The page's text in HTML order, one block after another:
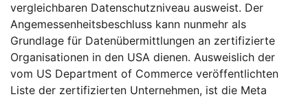
vergleichbaren Datenschutzniveau ausweist. Der
Angemessenheitsbeschluss kann nunmehr als
Grundlage für Datenübermittlungen an zertifizierte
Organisationen in den USA dienen. Ausweislich der
vom US Department of Commerce veröffentlichten
Liste der zertifizierten Unternehmen, ist die Meta